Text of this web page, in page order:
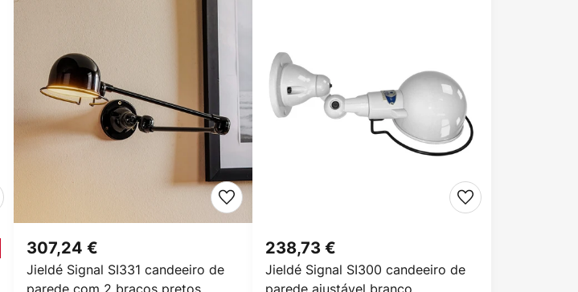
Jieldé Signal SI331 candeeiro de
307,24 €
Jieldé Signal SI300 candeeiro de
238,73 €